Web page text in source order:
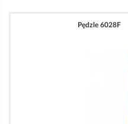
Pędzle 6028F